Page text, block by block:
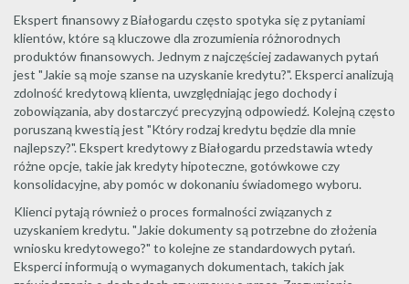
Ekspert finansowy z Białogardu często spotyka się z pytaniami
klientów, które są kluczowe dla zrozumienia różnorodnych
produktów finansowych. Jednym z najczęściej zadawanych pytań
jest "Jakie są moje szanse na uzyskanie kredytu?". Eksperci analizują
zdolność kredytową klienta, uwzględniając jego dochody i
zobowiązania, aby dostarczyć precyzyjną odpowiedź. Kolejną często
poruszaną kwestią jest "Który rodzaj kredytu będzie dla mnie
najlepszy?". Ekspert kredytowy z Białogardu przedstawia wtedy
różne opcje, takie jak kredyty hipoteczne, gotówkowe czy
konsolidacyjne, aby pomóc w dokonaniu świadomego wyboru.
Klienci pytają również o proces formalności związanych z
uzyskaniem kredytu. "Jakie dokumenty są potrzebne do złożenia
wniosku kredytowego?" to kolejne ze standardowych pytań.
Eksperci informują o wymaganych dokumentach, takich jak